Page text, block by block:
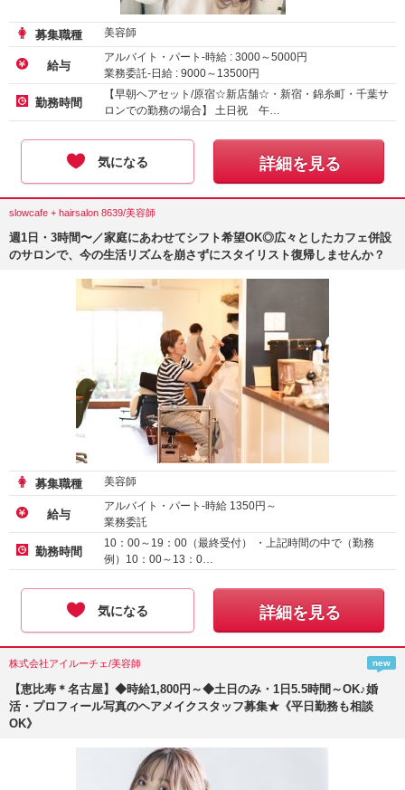
募集職種 美容師
給与
アルバイト・パート-時給 : 3000～5000円
業務委託-日給 : 9000～ 13500円
勤務時間
【早朝ヘアセット/原宿☆新店舗☆・新宿・錦糸町・千葉サ
ロンでの勤務の場合】 土日祝 午…
気になる 詳細を見る
slowcafe + hairsalon 8639/美容師
週1日・3時間〜／家庭にあわせてシフト希望OK◎広々としたカフェ併設
のサロンで、今の生活リズムを崩さずにスタイリスト復帰しませんか？
募集職種 美容師
給与
アルバイト・パート-時給 1350円～
業務委託
勤務時間
10：00～19：00（最終受付） ・上記時間の中で（勤務
例）10：00～13：0…
気になる 詳細を見る
株式会社アイルーチェ/美容師 new
【恵比寿＊名古屋】◆時給1,800円～◆土日のみ・1日5.5時間～OK♪婚
活・プロフィール写真のヘアメイクスタッフ募集★《平日勤務も相談
OK》